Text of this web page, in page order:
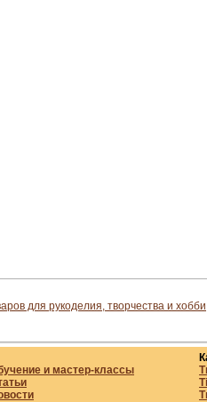
для рукоделия, творчества и хобби
и мастер-классы